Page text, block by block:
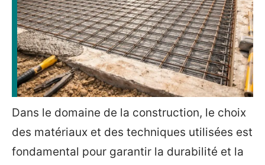
Dans le domaine de la construction, le choix
des matériaux et des techniques utilisées est
fondamental pour garantir la durabilité et la